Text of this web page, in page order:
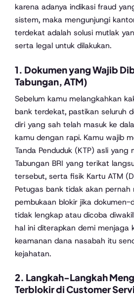
karena adanya indikasi fraud
sistem, maka mengunjungi
terdekat adalah solusi mutlak
serta legal untuk dilakukan.
1. Dokumen yang Wajib
Tabungan, ATM)
Sebelum kamu melangkahkan
bank terdekat, pastikan seluruh
diri yang sah telah masuk ke
kamu dengan rapi. Kamu wajib
Tanda Penduduk (KTP) asli yang
Tabungan BRI yang terikat
tersebut, serta fisik Kartu ATM
Petugas bank tidak akan pernah
pembukaan blokir jika dokumen-
tidak lengkap atau dicoba
hal ini diterapkan demi menjaga
keamanan dana nasabah itu
kejahatan.
2. Langkah-Langkah
Terblokir di Customer